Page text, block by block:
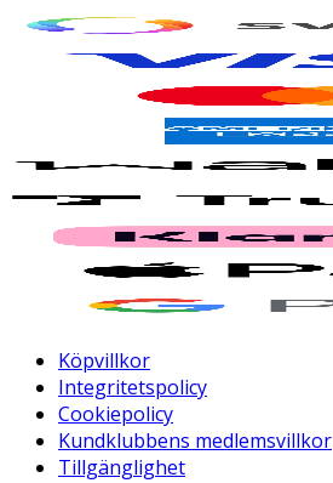
Köpvillkor
Integritetspolicy
Cookiepolicy
Kundklubbens medlemsvillkor
Tillgänglighet